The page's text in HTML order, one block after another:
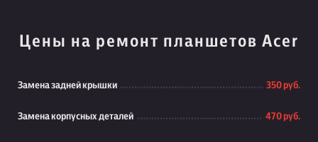
Цены на ремонт планшетов Acer
Замена задней крышки 350 руб.
Замена корпусных деталей 470 руб.